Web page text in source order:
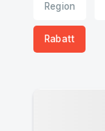
Region
Rabatt